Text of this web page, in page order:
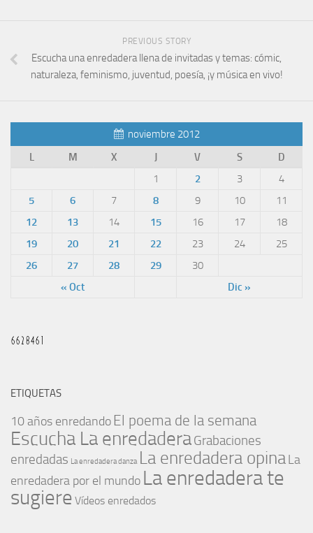
PREVIOUS STORY
Escucha una enredadera llena de invitadas y temas: cómic,
naturaleza, feminismo, juventud, poesía, ¡y música en vivo!
noviembre 2012
L
M X J V S D
« Oct Dic »
1 2 3
4
5
6 7 8 9 10
11
12
13 14 15 16 17
18
19
20 21 22 23 24
25
26
27 28 29 30
ETIQUETAS
10 años enredando El poema de la semana
Escucha La enredaderaGrabaciones
enredadas La enredadera danza La enredadera opinaLa
enredadera por el mundo La enredadera te
sugiere Vídeos enredados